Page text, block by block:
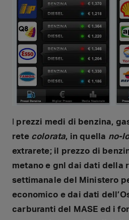
prezzi medi di benzina,
rete colorata, in quella no-
extrarete; il prezzo di
metano e gnl dai dati della
settimanale del Ministero
economico e dai dati
carburanti del MASE ed i